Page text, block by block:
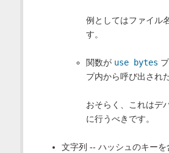
例としてはファイル
す。
関数が use bytes
プ内から呼び出され
おそらく、これはデ
に行うべきです。
文字列 -- ハッシュのキー